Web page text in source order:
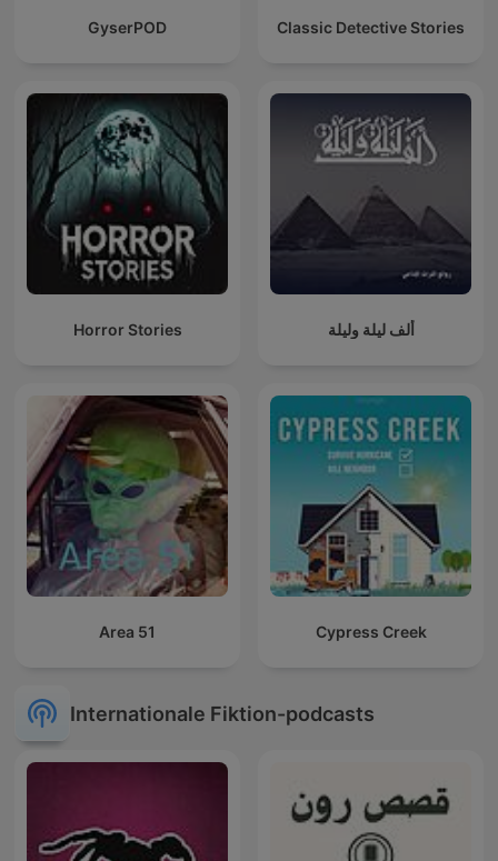
GyserPOD Classic Detective Stories
Horror Stories ألف ليلة وليلة
Area 51 Cypress Creek
Internationale Fiktion-podcasts